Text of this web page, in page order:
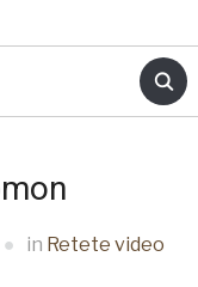
in Retete video